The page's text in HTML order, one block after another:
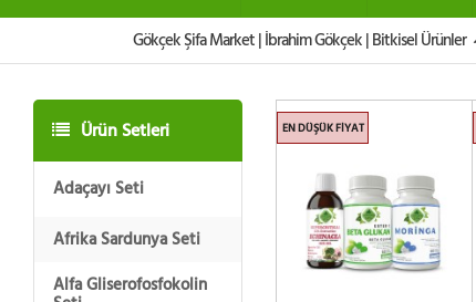
Gökçek Şifa Market | İbrahim Gökçek | Bitkisel Ürünler
Ürün Setleri
Adaçayı Seti
Afrika Sardunya Seti
Alfa Gliserofosfokolin
EN DÜŞÜK FIYAT